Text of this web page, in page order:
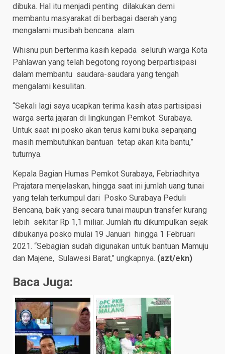
dibuka. Hal itu menjadi penting dilakukan demi
membantu masyarakat di berbagai daerah yang
mengalami musibah bencana alam.
Whisnu pun berterima kasih kepada seluruh warga Kota
Pahlawan yang telah begotong royong berpartisipasi
dalam membantu saudara-saudara yang tengah
mengalami kesulitan.
“Sekali lagi saya ucapkan terima kasih atas partisipasi
warga serta jajaran di lingkungan Pemkot Surabaya.
Untuk saat ini posko akan terus kami buka sepanjang
masih membutuhkan bantuan tetap akan kita bantu,”
tuturnya.
Kepala Bagian Humas Pemkot Surabaya, Febriadhitya
Prajatara menjelaskan, hingga saat ini jumlah uang tunai
yang telah terkumpul dari Posko Surabaya Peduli
Bencana, baik yang secara tunai maupun transfer kurang
lebih sekitar Rp 1,1 miliar. Jumlah itu dikumpulkan sejak
dibukanya posko mulai 19 Januari hingga 1 Februari
2021. “Sebagian sudah digunakan untuk bantuan Mamuju
dan Majene, Sulawesi Barat,” ungkapnya. (azt/ekn)
Baca Juga: